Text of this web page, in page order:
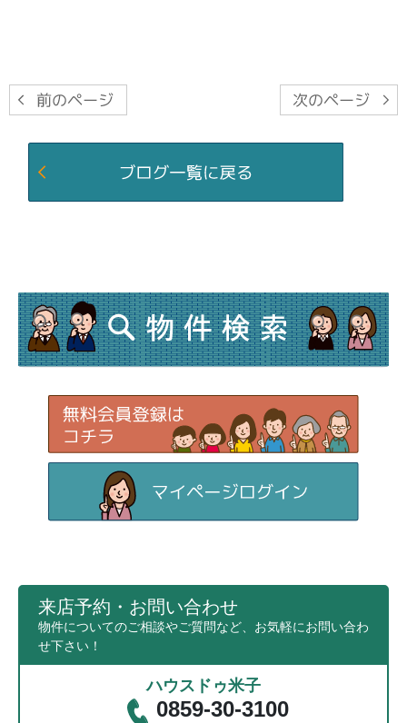
来店予約・お問い合わせ
物件についてのご相談やご質問など、お気軽にお問い合わ
せ下さい！
ハウスドゥ米子
0859-30-3100